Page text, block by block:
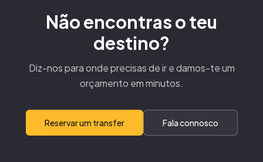
Não encontras o teu
destino?
Diz-nos para onde precisas de ir e damos-te um
orçamento em minutos.
Reservar um transfer Fala connosco